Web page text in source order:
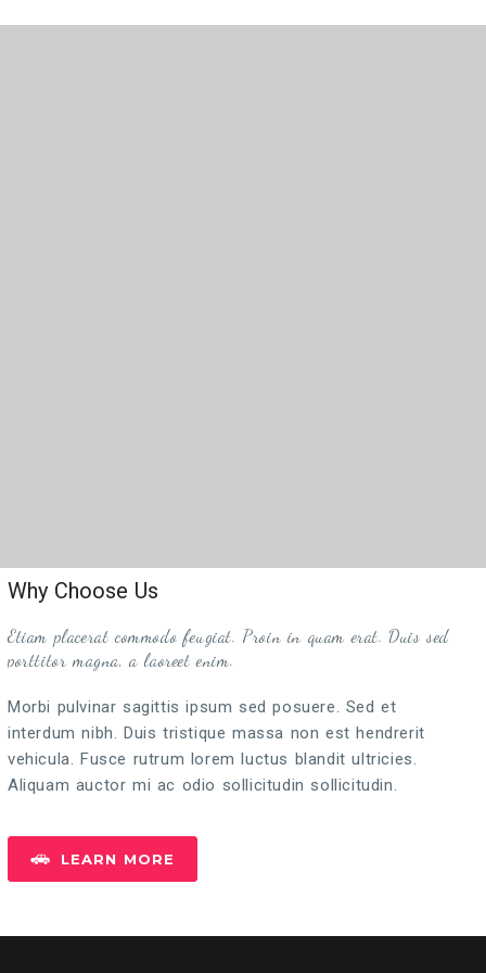
Why Choose Us
Etiam placerat commodo feugiat. Proin in quam erat. Duis sed
porttitor magna, a laoreet enim.
Morbi pulvinar sagittis ipsum sed posuere. Sed et
interdum nibh. Duis tristique massa non est hendrerit
vehicula. Fusce rutrum lorem luctus blandit ultricies.
Aliquam auctor mi ac odio sollicitudin sollicitudin.
LEARN MORE